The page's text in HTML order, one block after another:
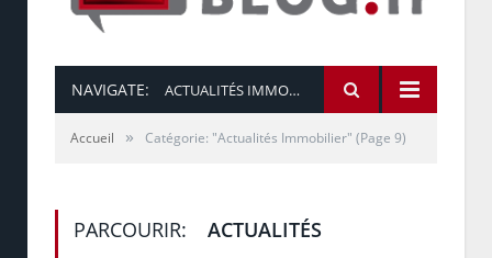
NAVIGATE: ACTUALITÉS IMMOBILIER
Accueil » Catégorie: "Actualités Immobilier" (Page 9)
PARCOURIR:
ACTUALITÉS